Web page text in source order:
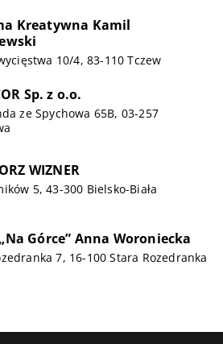
Kreatywna Kamil
10/4, 83-110 Tczew
Sp. z o.o.
ze Spychowa 65B, 03-257
WIZNER
5, 43-300 Bielsko-Biała
Górce” Anna Woroniecka
7, 16-100 Stara Rozedranka